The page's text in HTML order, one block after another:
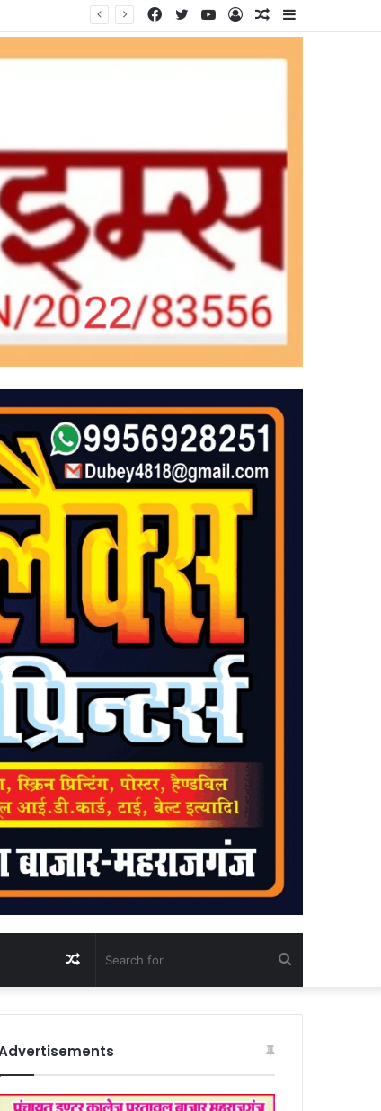
Sidebar
Random
Log
YouTube
Twitter
Facebook
for
Random
Article